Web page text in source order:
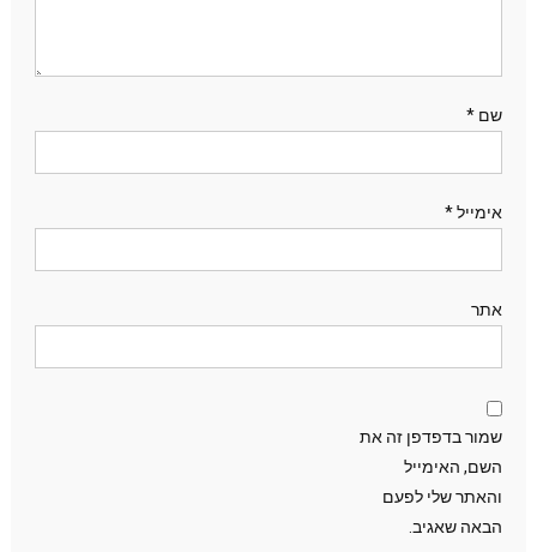
שם *
אימייל*
אתר
שמור בדפדפן זה את
השם, האימייל
והאתר שלי לפעם
הבאה שאגיב.